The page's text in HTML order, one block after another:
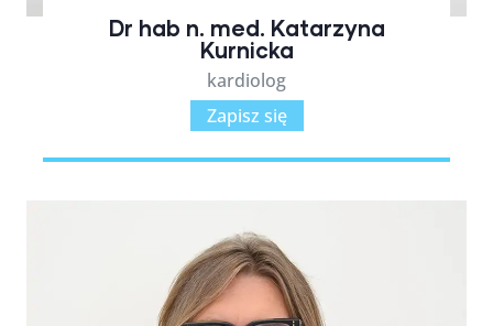
Dr hab n. med. Katarzyna
Kurnicka
kardiolog
Zapisz się